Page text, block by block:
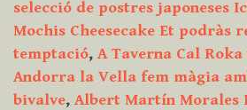
selecció de postres japoneses
Mochis Cheesecake Et podràs
temptació, A Taverna Cal
Andorra la Vella fem màgia
bivalve, Albert Martín Morales